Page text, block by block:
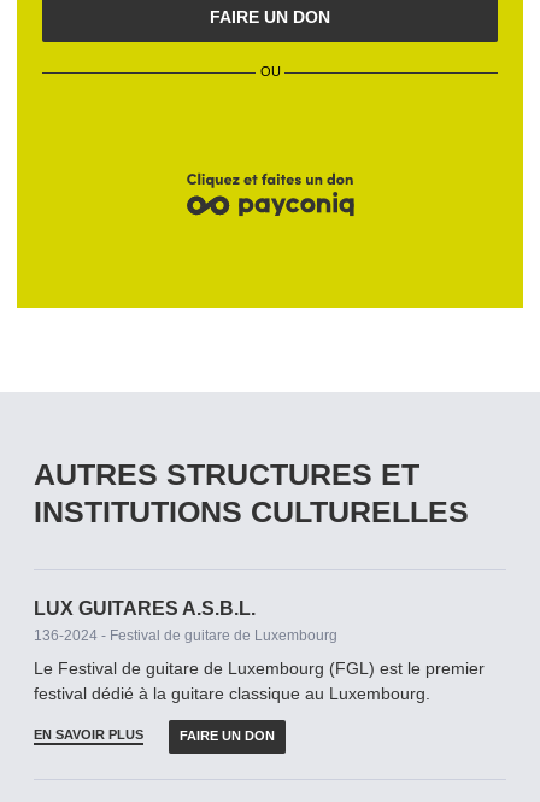
FAIRE UN DON
OU
AUTRES STRUCTURES ET
INSTITUTIONS CULTURELLES
LUX GUITARES A.S.B.L.
136-2024 - Festival de guitare de Luxembourg
Le Festival de guitare de Luxembourg (FGL) est le premier
festival dédié à la guitare classique au Luxembourg.
EN SAVOIR PLUS FAIRE UN DON